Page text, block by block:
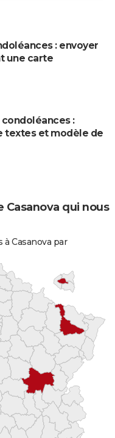
: envoyer
une carte
:
textes et modèle de
Casanova qui nous
Casanova par